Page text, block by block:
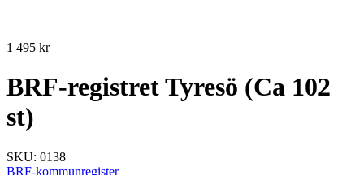
1 495 kr
BRF-registret Tyresö (Ca 102
st)
SKU: 0138
BRF-kommunregister